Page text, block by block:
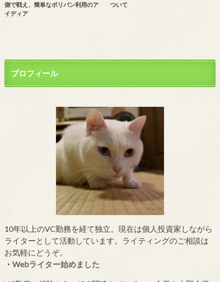
側で戦え、簡単なボリバン利用のア
イディア
ついて
プロフィール
10年以上のVC勤務を経て独立。現在は個人投資家しながら
ライターとして活動しています。ライティングのご相談は
お気軽にどうぞ。
・ Webライター始めました